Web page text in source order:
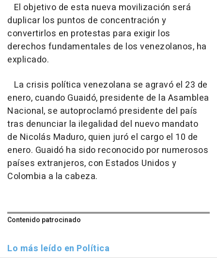
El objetivo de esta nueva movilización será
duplicar los puntos de concentración y
convertirlos en protestas para exigir los
derechos fundamentales de los venezolanos, ha
explicado.
La crisis política venezolana se agravó el 23 de
enero, cuando Guaidó, presidente de la Asamblea
Nacional, se autoproclamó presidente del país
tras denunciar la ilegalidad del nuevo mandato
de Nicolás Maduro, quien juró el cargo el 10 de
enero. Guaidó ha sido reconocido por numerosos
países extranjeros, con Estados Unidos y
Colombia a la cabeza.
Contenido patrocinado
Lo más leído en Política